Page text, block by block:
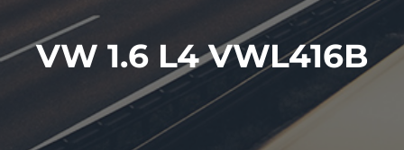
VW 1.6 L4 VWL416B